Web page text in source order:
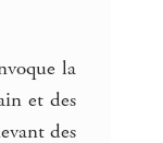
la
et des
des